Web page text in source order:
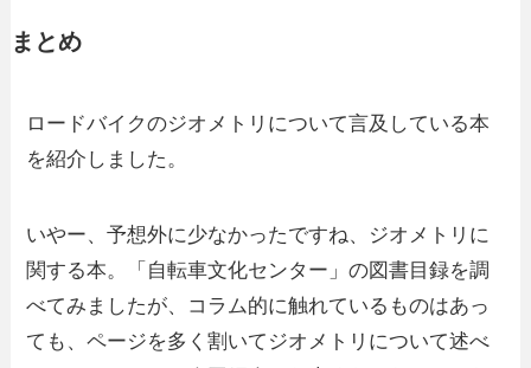
まとめ
ロードバイクのジオメトリについて言及している本
を紹介しました。
いやー、予想外に少なかったですね、ジオメトリに
関する本。「自転車文化センター」の図書目録を調
べてみましたが、コラム的に触れているものはあっ
ても、ページを多く割いてジオメトリについて述べ